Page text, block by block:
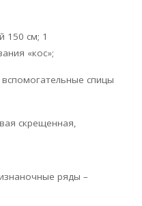
150 см; 1
«кос»;
спицы
скрещенная,
ряды –